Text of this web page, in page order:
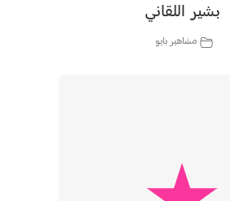
بشير اللقاني
مشاهير بايو